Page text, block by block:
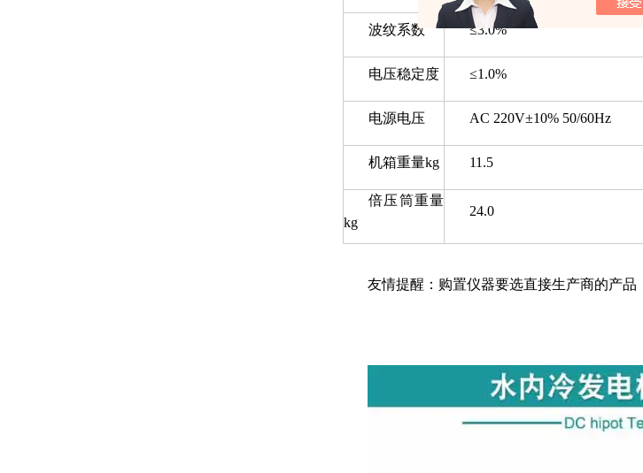
波纹系数 ≤3.0%
电压稳定度 ≤1.0%
电源电压 AC 220V±10% 50/60Hz
机箱重量kg 11.5
倍压筒重量
kg
24.0
友情提醒：购置仪器要选直接生产商的产品